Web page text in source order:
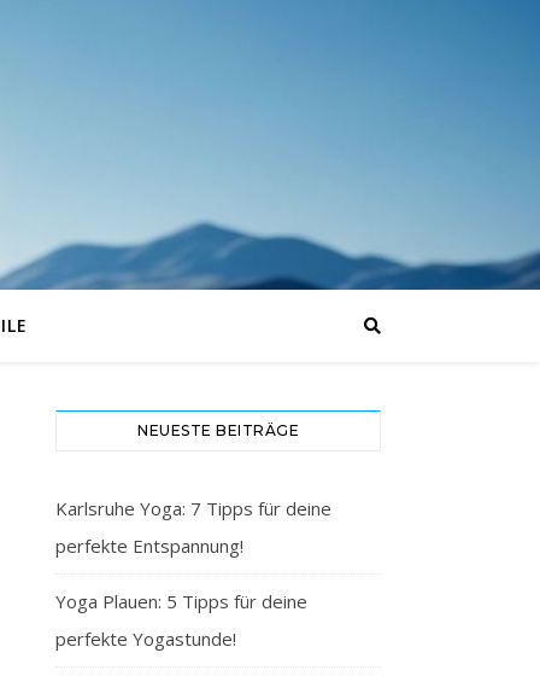
NEUESTE BEITRÄGE
Karlsruhe Yoga: 7 Tipps für deine
perfekte Entspannung!
Yoga Plauen: 5 Tipps für deine
perfekte Yogastunde!